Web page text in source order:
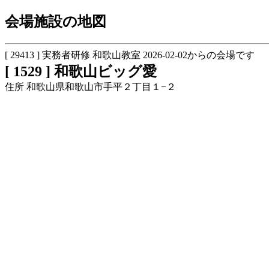
会場施設の地図
[ 29413 ] 実務者研修 和歌山教室 2026-02-02からの会場です
[ 1529 ] 和歌山ビッグ愛
住所 和歌山県和歌山市手平２丁目１−２